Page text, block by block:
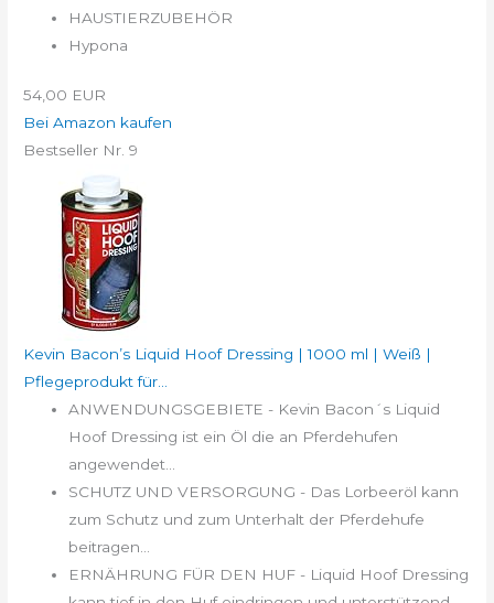
HAUSTIERZUBEHÖR
Hypona
54,00 EUR
Bei Amazon kaufen
Bestseller Nr. 9
Kevin Bacon’s Liquid Hoof Dressing | 1000 ml | Weiß |
Pflegeprodukt für...
ANWENDUNGSGEBIETE - Kevin Bacon´s Liquid
Hoof Dressing ist ein Öl die an Pferdehufen
angewendet...
SCHUTZ UND VERSORGUNG - Das Lorbeeröl kann
zum Schutz und zum Unterhalt der Pferdehufe
beitragen...
ERNÄHRUNG FÜR DEN HUF - Liquid Hoof Dressing